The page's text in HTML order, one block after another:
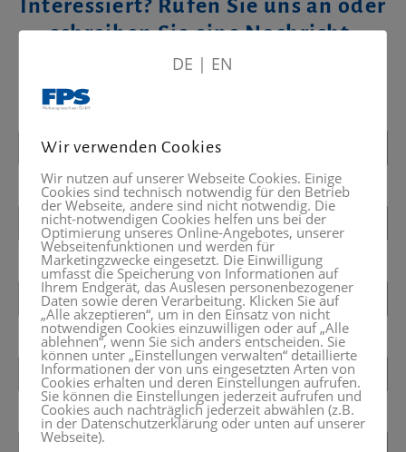
Interessiert? Rufen Sie uns an oder
schreiben Sie eine Nachricht.
+49 (0) 8024 – 99 05 50
DE | EN
Wir verwenden Cookies
Wir nutzen auf unserer Webseite Cookies. Einige
Cookies sind technisch notwendig für den Betrieb
der Webseite, andere sind nicht notwendig. Die
nicht-notwendigen Cookies helfen uns bei der
Optimierung unseres Online-Angebotes, unserer
Webseitenfunktionen und werden für
Marketingzwecke eingesetzt. Die Einwilligung
umfasst die Speicherung von Informationen auf
Ihrem Endgerät, das Auslesen personenbezogener
Daten sowie deren Verarbeitung. Klicken Sie auf
„Alle akzeptieren“, um in den Einsatz von nicht
notwendigen Cookies einzuwilligen oder auf „Alle
ablehnen“, wenn Sie sich anders entscheiden. Sie
können unter „Einstellungen verwalten“ detaillierte
Informationen der von uns eingesetzten Arten von
Cookies erhalten und deren Einstellungen aufrufen.
Sie können die Einstellungen jederzeit aufrufen und
Cookies auch nachträglich jederzeit abwählen (z.B.
in der Datenschutzerklärung oder unten auf unserer
Webseite).